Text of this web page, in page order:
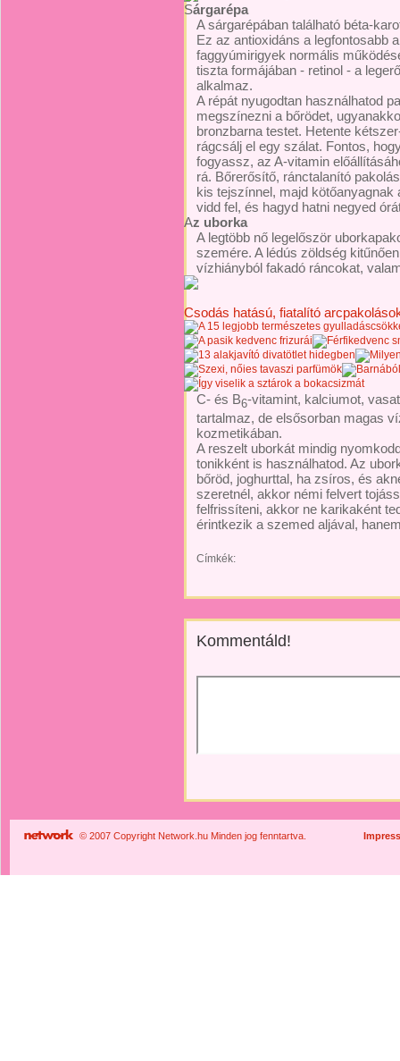
Sárgarépa
A sárgarépában található béta-
Ez az antioxidáns a legfontosabb
faggyúmirigyek normális
tiszta formájában - retinol - a
alkalmaz.
A répát nyugodtan használhatod
megszínezni a bőrödet,
bronzbarna testet. Hetente
rágcsálj el egy szálat. Fontos,
fogyassz, az A-vitamin
rá. Bőrerősítő, ránctalanító
kis tejszínnel, majd
vidd fel, és hagyd hatni negyed
Az uborka
A legtöbb nő legelőször
szemére. A lédús zöldség
vízhiányból fakadó ráncokat,
Csodás hatású, fiatalító
C- és B6-vitamint, kalciumot,
tartalmaz, de elsősorban magas
kozmetikában.
A reszelt uborkát mindig
tonikként is használhatod. Az
bőröd, joghurttal, ha zsíros, és
szeretnél, akkor némi felvert
felfrissíteni, akkor ne karikaként
érintkezik a szemed aljával,
Címkék:
Kommentáld!
© 2007 Copyright Network.hu Minden jog fenntartva.